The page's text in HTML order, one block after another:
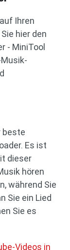
Ihren
hier den
- MiniTool
beste
Es ist
dieser
hören
während Sie
Sie ein Lied
Sie es
Videos in